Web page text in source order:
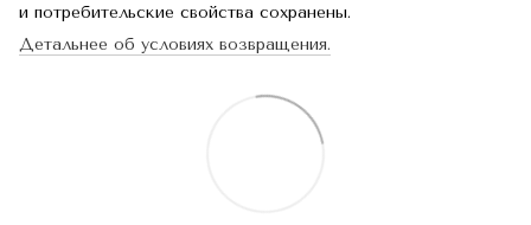
и потребительские свойства сохранены.
Детальнее об условиях возвращения.